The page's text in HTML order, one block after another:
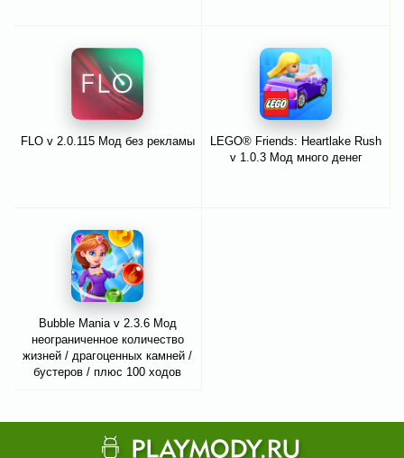
FLO v 2.0.115 Мод без рекламы
LEGO® Friends: Heartlake Rush
v 1.0.3 Мод много денег
Bubble Mania v 2.3.6 Мод
неограниченное количество
жизней / драгоценных камней /
бустеров / плюс 100 ходов